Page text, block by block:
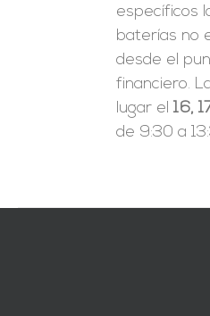
específicos
baterías no
desde el
financiero.
lugar el16,
de 9:30 a